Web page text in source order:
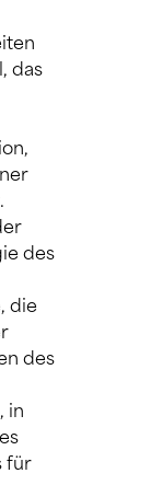
das
des
die
des
in
für